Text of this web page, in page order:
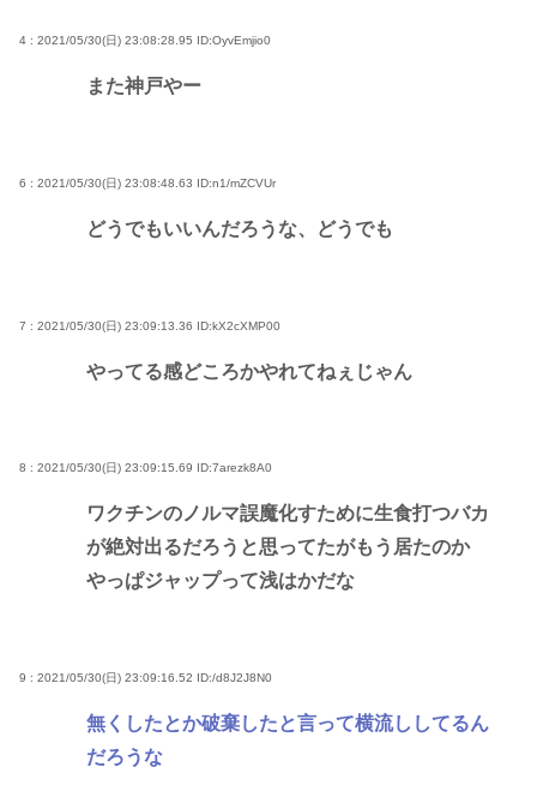
4 : 2021/05/30(日) 23:08:28.95 ID:OyvEmjio0
また神戸やー
6 : 2021/05/30(日) 23:08:48.63 ID:n1/mZCVUr
どうでもいいんだろうな、どうでも
7 : 2021/05/30(日) 23:09:13.36 ID:kX2cXMP00
やってる感どころかやれてねぇじゃん
8 : 2021/05/30(日) 23:09:15.69 ID:7arezk8A0
ワクチンのノルマ誤魔化すために生食打つバカ
が絶対出るだろうと思ってたがもう居たのか
やっぱジャップって浅はかだな
9 : 2021/05/30(日) 23:09:16.52 ID:/d8J2J8N0
無くしたとか破棄したと言って横流ししてるん
だろうな